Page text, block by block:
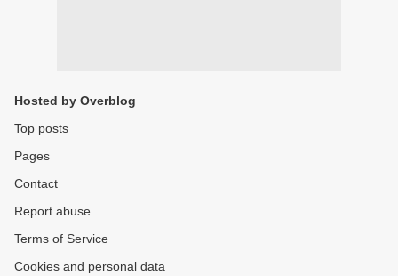
Hosted by Overblog
Top posts
Pages
Contact
Report abuse
Terms of Service
Cookies and personal data